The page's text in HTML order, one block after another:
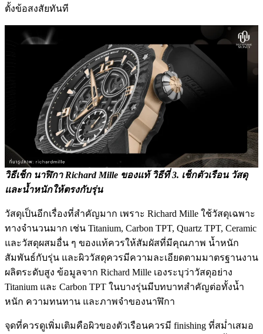
ตั้งข้อสงสัยทันที
วิธีเช็ก นาฬิกา Richard Mille ของแท้ วิธีที่3. เช็กตัวเรือน วัสดุ
และน้ำหนักให้ตรงกับรุ่น
วัสดุเป็นอีกเรื่องที่สำคัญมาก เพราะ Richard Mille ใช้วัสดุเฉพาะ
ทางจำนวนมาก เช่น Titanium, Carbon TPT, Quartz TPT, Ceramic
และวัสดุผสมอื่น ๆ ของแท้ควรให้สัมผัสที่มีคุณภาพ น้ำหนัก
สัมพันธ์กับรุ่น และผิววัสดุควรมีความละเอียดตามมาตรฐานงาน
ผลิตระดับสูง ข้อมูลจาก Richard Mille เองระบุว่าวัสดุอย่าง
Titanium และ Carbon TPT ในบางรุ่นมีบทบาทสำคัญต่อทั้งน้ำ
หนัก ความทนทาน และภาพจำของนาฬิกา
จุดที่ควรดูเพิ่มเติมคือผิวของตัวเรือนควรมี finishing ที่สม่ำเสมอ